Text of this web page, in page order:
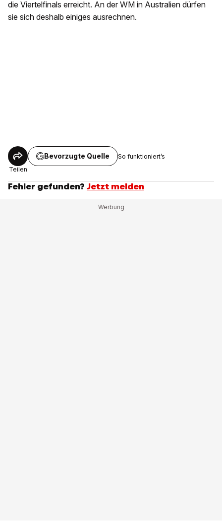
die Viertelfinals erreicht. An der WM in Australien dürfen
sie sich deshalb einiges ausrechnen.
Teilen
Bevorzugte Quelle So funktioniert’s
Fehler gefunden? Jetzt melden